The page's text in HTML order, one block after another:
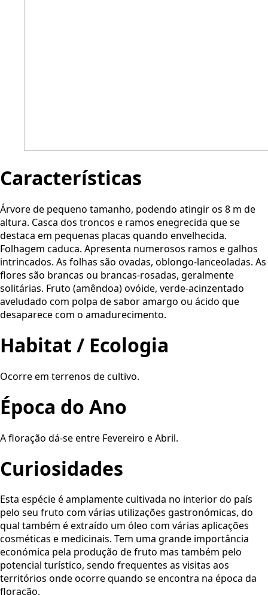
Características
Árvore de pequeno tamanho, podendo atingir os 8 m de
altura. Casca dos troncos e ramos enegrecida que se
destaca em pequenas placas quando envelhecida.
Folhagem caduca. Apresenta numerosos ramos e galhos
intrincados. As folhas são ovadas, oblongo-lanceoladas. As
flores são brancas ou brancas-rosadas, geralmente
solitárias. Fruto (amêndoa) ovóide, verde-acinzentado
aveludado com polpa de sabor amargo ou ácido que
desaparece com o amadurecimento.
Habitat / Ecologia
Ocorre em terrenos de cultivo.
Época do Ano
A floração dá-se entre Fevereiro e Abril.
Curiosidades
Esta espécie é amplamente cultivada no interior do país
pelo seu fruto com várias utilizações gastronómicas, do
qual também é extraído um óleo com várias aplicações
cosméticas e medicinais. Tem uma grande importância
económica pela produção de fruto mas também pelo
potencial turístico, sendo frequentes as visitas aos
territórios onde ocorre quando se encontra na época da
floração.